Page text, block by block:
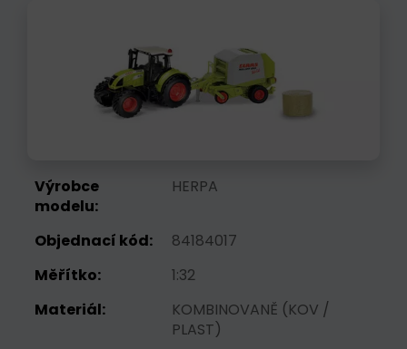
Výrobce
modelu:
HERPA
Objednací kód:
84184017
Měřítko:
1:32
Materiál:
KOMBINOVANĚ (KOV /
PLAST)